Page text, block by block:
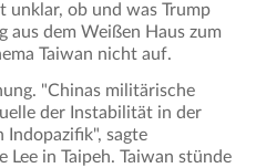
unklar, ob und was Trump
aus dem Weißen Haus zum
Taiwan nicht auf.
"Chinas militärische
der Instabilität in der
Indopazifik", sagte
Lee in Taipeh. Taiwan stünde